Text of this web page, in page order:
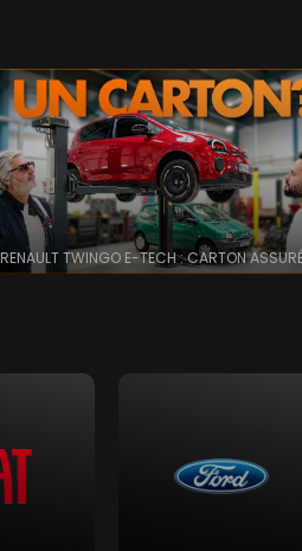
RENAULT TWINGO E-TECH : CARTON